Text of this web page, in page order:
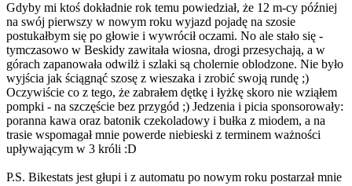
Gdyby mi ktoś dokładnie rok temu powiedział, że 12 m-cy później
na swój pierwszy w nowym roku wyjazd pojadę na szosie
postukałbym się po głowie i wywrócił oczami. No ale stało się -
tymczasowo w Beskidy zawitała wiosna, drogi przesychają, a w
górach zapanowała odwilż i szlaki są cholernie oblodzone. Nie było
wyjścia jak ściągnąć szosę z wieszaka i zrobić swoją rundę ;)
Oczywiście co z tego, że zabrałem dętkę i łyżkę skoro nie wziąłem
pompki - na szczęście bez przygód ;) Jedzenia i picia sponsorowały:
poranna kawa oraz batonik czekoladowy i bułka z miodem, a na
trasie wspomagał mnie powerde niebieski z terminem ważności
upływającym w 3 króli :D
P.S. Bikestats jest głupi i z automatu po nowym roku postarzał mnie